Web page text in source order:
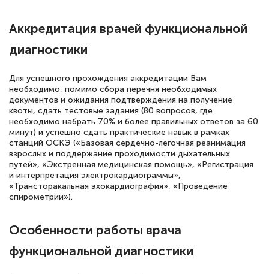
Аккредитация врачей функциональной
диагностики
Для успешного прохождения аккредитации Вам
необходимо, помимо сбора перечня необходимых
документов и ожидания подтверждения на получение
квоты, сдать тестовые задания (80 вопросов, где
необходимо набрать 70% и более правильных ответов за 60
минут) и успешно сдать практические навык в рамках
станций ОСКЭ («Базовая сердечно-легочная реанимация
взрослых и поддержание проходимости дыхательных
путей», «Экстренная медицинская помощь», «Регистрация
и интерпретация электрокардиограммы»,
«Трансторакальная эхокардиография», «Проведение
спирометрии»).
Особенности работы врача
функциональной диагностики